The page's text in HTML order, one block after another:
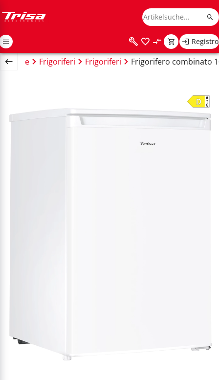
Registro
Home Frigoriferi Frigoriferi Frigorifero combinato